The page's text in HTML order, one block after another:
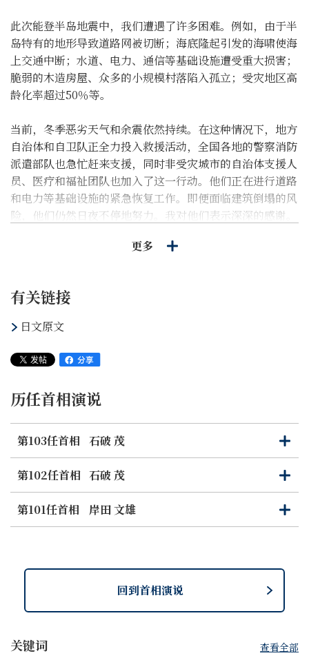
此次能登半岛地震中，我们遭遇了许多困难。例如，由于半
岛特有的地形导致道路网被切断；海底隆起引发的海啸使海
上交通中断；水道、电力、通信等基础设施遭受重大损害；
脆弱的木造房屋、众多的小规模村落陷入孤立；受灾地区高
龄化率超过50％等。
当前，冬季恶劣天气和余震依然持续。在这种情况下，地方
自治体和自卫队正全力投入救援活动，全国各地的警察消防
派遣部队也急忙赶来支援，同时非受灾城市的自治体支援人
员、医疗和福祉团队也加入了这一行动。他们正在进行道路
和电力等基础设施的紧急恢复工作。即便面临建筑倒塌的风
险，他们仍然日夜不停地努力。我对他们表示深深的感谢。
即使在如此严峻的情况下，灾民们和参与支援的所有人展现
渐恢复了平静。「能登连土地都是温柔的」这个说法，向能
登半岛的人民表达了深深的敬意。他们对他人温柔以待，而
内心却拥有非凡的坚强。
作为政府，我们将与灾区地方政府同心协力，长期地支持灾
忧，为保护灾民的生命和健康，推进二次疏散的措施。为
此，政府将采取一切必要措施，哪怕这些措施是非常规的。
例如，我们已经修订了去年底决定的2024年度政府预算，
将应对地震的一般预备费用增加到一万亿日元。这是基于我
们不能因预算限制而犹豫应对灾害的考虑。未来，对灾区的
支持将逐步转变。政府将不间断地提供支持，坚持尽一切所
能的原则，全力以赴地投入。
持灾民返回故土，我决心负责地致力于灾区的重生。最近我
视察了灾区，访问了轮岛市、珠洲市的避难所。我直接听到
了灾民们所承受的巨大困难和各种不安。我还听到了在考虑
更多
有关链接
日文原文
历任首相演说
第103任首相 石破 茂
打
开
关
闭
第102任首相 石破 茂
打
开
关
闭
第101任首相
岸田 文雄
打
开
关
闭
关键词 查看全部
回到首相演说